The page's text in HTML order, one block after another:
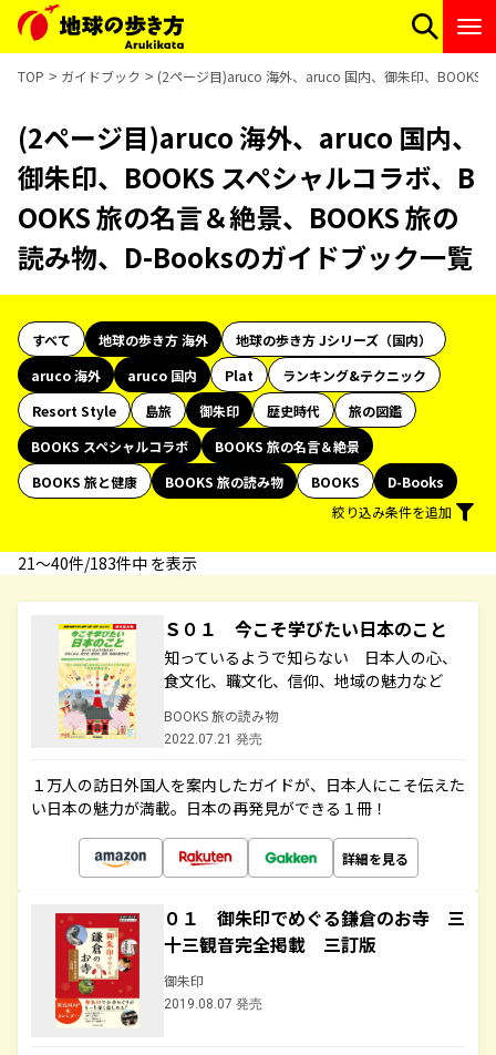
TOP ガイドブック (2ページ目)aruco 海外、aruco 国内、御朱印、BOOKS
(2ページ目)aruco 海外、aruco 国内、
御朱印、BOOKS スペシャルコラボ、B
OOKS 旅の名言＆絶景、BOOKS 旅の
読み物、D-Booksのガイドブック一覧
すべて 地球の歩き方 海外
地球の歩き方 Jシリーズ（国内）
aruco 海外
aruco 国内 Plat
ランキング&テクニック
Resort Style
島旅 御朱印 歴史時代
旅の図鑑
BOOKS スペシャルコラボ
BOOKS 旅の名言＆絶景
BOOKS 旅と健康
BOOKS 旅の読み物 BOOKS
D-Books
絞り込み条件を追加
21〜40件/183件中 を表示
Ｓ０１ 今こそ学びたい日本のこと
知っているようで知らない 日本人の心、
食文化、職文化、信仰、地域の魅力など
BOOKS 旅の読み物
2022.07.21 発売
１万人の訪日外国人を案内したガイドが、日本人にこそ伝えた
い日本の魅力が満載。日本の再発見ができる１冊！
詳細を見る
０１ 御朱印でめぐる鎌倉のお寺 三
十三観音完全掲載 三訂版
御朱印
2019.08.07 発売